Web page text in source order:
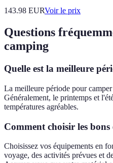
143.98 EURVoir le prix
Questions
camping
Quelle est la meilleure
La meilleure période pour
Généralement, le printemps et
températures agréables.
Comment choisir les bons
Choisissez vos équipements en
voyage, des activités prévues et